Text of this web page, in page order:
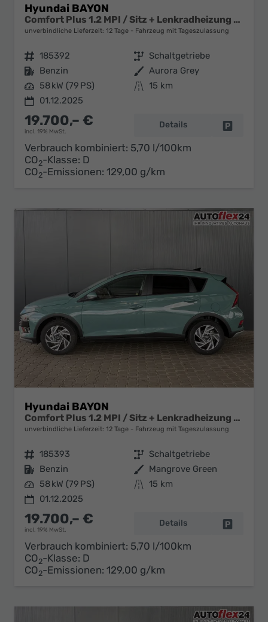
Hyundai BAYON
Comfort Plus 1.2 MPI / Sitz + Lenkradheizung PDC V&H Kamera LED Tempomat Keyless Alu 16"
unverbindliche Lieferzeit: 12 Tage Fahrzeug mit Tageszulassung
Fahrzeugnr. 185392 Getriebe Schaltgetriebe
Kraftstoff Benzin Außenfarbe Aurora Grey
Leistung 58 kW (79 PS) Kilometerstand 15 km
01.12.2025
19.700,– €
incl. 19% MwSt.
Details
Verbrauch kombiniert: 5,70 l/100km
CO2-Klasse: D
CO2-Emissionen: 129,00 g/km
Hyundai BAYON
Comfort Plus 1.2 MPI / Sitz + Lenkradheizung PDC V&H Kamera LED Tempomat Keyless Alu 16"
unverbindliche Lieferzeit: 12 Tage Fahrzeug mit Tageszulassung
Fahrzeugnr. 185393 Getriebe Schaltgetriebe
Kraftstoff Benzin Außenfarbe Mangrove Green
Leistung 58 kW (79 PS) Kilometerstand 15 km
01.12.2025
19.700,– €
incl. 19% MwSt.
Details
Verbrauch kombiniert: 5,70 l/100km
CO2-Klasse: D
CO2-Emissionen: 129,00 g/km